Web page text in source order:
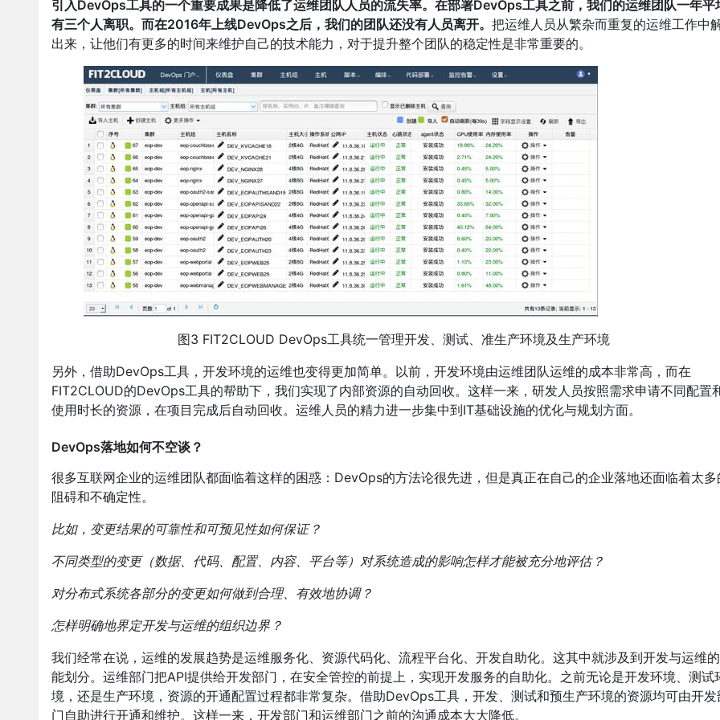
引入DevOps工具的一个重要成果是降低了运维团队人员的流失率。在部署DevOps工具之前，我们的运维团队一年平
有三个人离职。而在2016年上线DevOps之后，我们的团队还没有人员离开。 把运维人员从繁杂而重复的运维工作中
出来，让他们有更多的时间来维护自己的技术能力，对于提升整个团队的稳定性是非常重要的。
图3 FIT2CLOUD DevOps工具统一管理开发、测试、准生产环境及生产环境
另外，借助DevOps工具，开发环境的运维也变得更加简单。以前，开发环境由运维团队运维的成本非常高，而在
FIT2CLOUD的DevOps工具的帮助下，我们实现了内部资源的自动回收。这样一来，研发人员按照需求申请不同配置
使用时长的资源，在项目完成后自动回收。运维人员的精力进一步集中到IT基础设施的优化与规划方面。
DevOps落地如何不空谈？
很多互联网企业的运维团队都面临着这样的困惑：DevOps的方法论很先进，但是真正在自己的企业落地还面临着太多
阻碍和不确定性。
比如，变更结果的可靠性和可预见性如何保证？
不同类型的变更（数据、代码、配置、内容、平台等）对系统造成的影响怎样才能被充分地评估？
对分布式系统各部分的变更如何做到合理、有效地协调？
怎样明确地界定开发与运维的组织边界？
我们经常在说，运维的发展趋势是运维服务化、资源代码化、流程平台化、开发自助化。这其中就涉及到开发与运维
能划分。运维部门把API提供给开发部门，在安全管控的前提上，实现开发服务的自助化。之前无论是开发环境、测试
境，还是生产环境，资源的开通配置过程都非常复杂。借助DevOps工具，开发、测试和预生产环境的资源均可由开发
门自助进行开通和维护。这样一来，开发部门和运维部门之前的沟通成本大大降低。